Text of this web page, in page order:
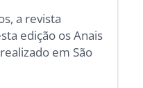
a revista
edição os Anais
em São